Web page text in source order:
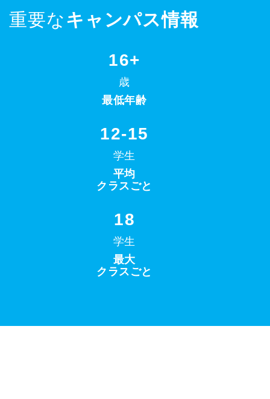
重要なキャンパス情報
16+
歳
最低年齢
12-15
学生
平均
クラスごと
18
学生
最大
クラスごと